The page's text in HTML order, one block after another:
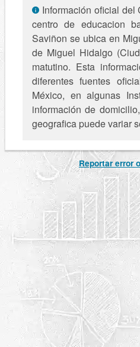
Información oficial del
centro de educacion
Saviñon se ubica en
de Miguel Hidalgo
matutino. Esta
diferentes fuentes
México, en algunas
información de
geografica puede variar
Reportar error